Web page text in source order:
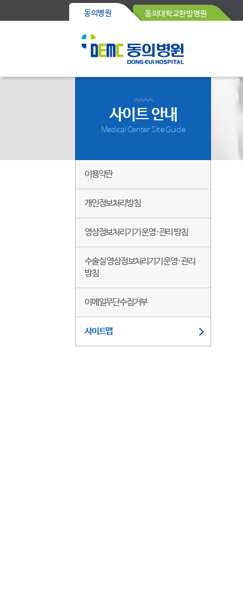
동의병원 동의대학교한방병원
사이트 안내
Medical Center Site Guide
이용약관
개인정보처리방침
영상정보처리기기 운영·관리 방침
수술실 영상정보처리기기 운영·관리
방침
이메일무단수집거부
사이트맵